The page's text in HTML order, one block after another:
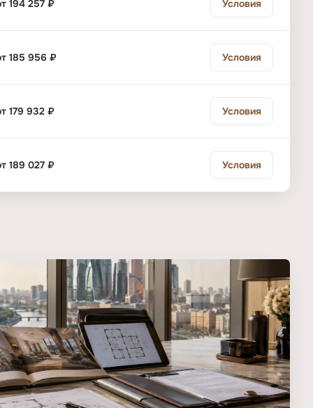
194 257 ₽ Условия
185 956 ₽ Условия
179 932 ₽ Условия
189 027 ₽ Условия